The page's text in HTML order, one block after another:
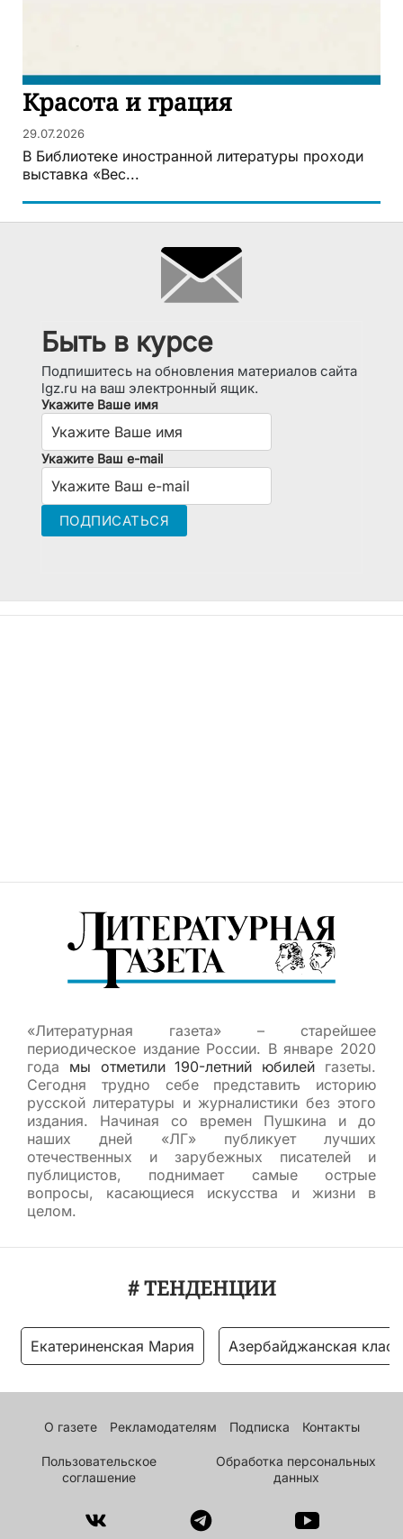
Красота и грация
29.07.2026
В Библиотеке иностранной литературы проходи
выставка «Вес...
Быть в курсе
Подпишитесь на обновления материалов сайта
lgz.ru на ваш электронный ящик.
Укажите Ваше имя
Укажите Ваш e-mail
«Литературная газета» – старейшее
периодическое издание России. В январе 2020
года мы отметили 190-летний юбилей газеты.
Сегодня трудно себе представить историю
русской литературы и журналистики без этого
издания. Начиная со времен Пушкина и до
наших дней «ЛГ» публикует лучших
отечественных и зарубежных писателей и
публицистов, поднимает самые острые
вопросы, касающиеся искусства и жизни в
целом.
# ТЕНДЕНЦИИ
Екатериненская Мария Азербайджанская
О газете Рекламодателям Подписка Контакты
Пользовательское
соглашение
Обработка персональных
данных